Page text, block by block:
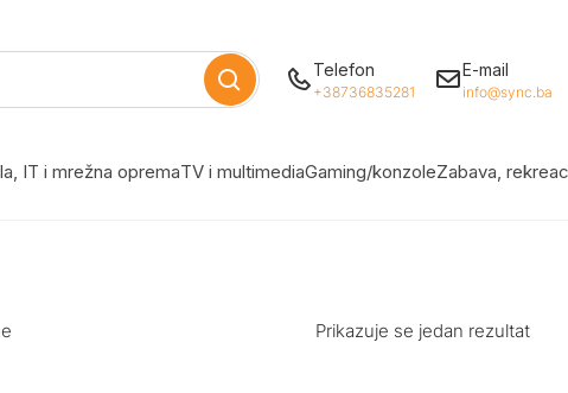
Telefon
+38736835281
E-mail
info@sync.ba
IT i mrežna opremaTV i multimediaGaming/konzoleZabava,
Prikazuje se jedan rezultat